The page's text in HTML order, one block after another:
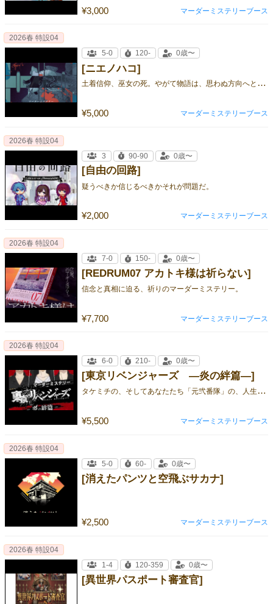
¥3,000 マーダーミステリーブース
[ニエノハコ]
土
着信仰、巫女の死。やがて物語は、思わぬ方向へと進みだす。
¥5,000
2026春 特設04
5-0
120- 0歳〜
マーダーミステリーブース
[自由の回路]
疑うべきか信じるべきかそれが問題だ。
¥2,000
2026春 特設04
3
90-90 0歳〜
マーダーミステリーブース
[REDRUM07 アカトキ様は祈らない]
信念と真相に迫る、祈りのマーダーミステリー。
¥7,700
2026春 特設04
7-0
150- 0歳〜
マーダーミステリーブース
[東京リベンジャーズ ―炎の絆篇―]
タ
ケミチの、そしてあなたたち「元弐番隊」の、人生のリベンジが始まる！
¥5,500
2026春 特設04
6-0
210- 0歳〜
マーダーミステリーブース
[消えたパンツと空飛ぶサカナ]
¥2,500
2026春 特設04
5-0
60- 0歳〜
マーダーミステリーブース
[異世界パスポート審査官]
2026春 特設04
1-4
120-359 0歳〜